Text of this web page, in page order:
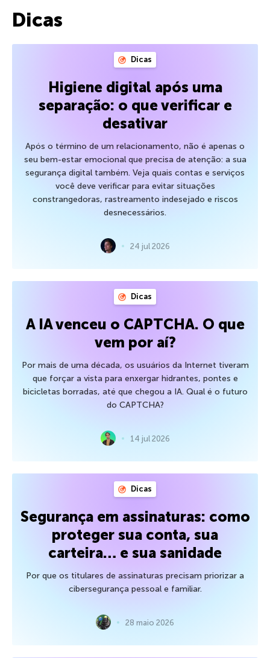
Dicas
Dicas
Higiene digital após uma
separação: o que verificar e
desativar
Após o término de um relacionamento, não é apenas o
seu bem-estar emocional que precisa de atenção: a sua
segurança digital também. Veja quais contas e serviços
você deve verificar para evitar situações
constrangedoras, rastreamento indesejado e riscos
desnecessários.
24 jul 2026
Dicas
A IA venceu o CAPTCHA. O que
vem por aí?
Por mais de uma década, os usuários da Internet tiveram
que forçar a vista para enxergar hidrantes, pontes e
bicicletas borradas, até que chegou a IA. Qual é o futuro
do CAPTCHA?
14 jul 2026
Dicas
Segurança em assinaturas: como
proteger sua conta, sua
carteira… e sua sanidade
Por que os titulares de assinaturas precisam priorizar a
cibersegurança pessoal e familiar.
28 maio 2026